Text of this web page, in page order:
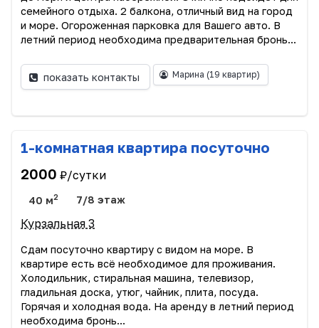
семейного отдыха. 2 балкона, отличный вид на город
и море. Огороженная парковка для Вашего авто. В
летний период необходима предварительная бронь...
показать контакты Марина (19 квартир)
1-комнатная квартира посуточно
2000 ₽/сутки
40 м2 7/8 этаж
Курзальная 3
Сдам посуточно квартиру с видом на море. В
квартире есть всё необходимое для проживания.
Холодильник, стиральная машина, телевизор,
гладильная доска, утюг, чайник, плита, посуда.
Горячая и холодная вода. На аренду в летний период
необходима бронь...